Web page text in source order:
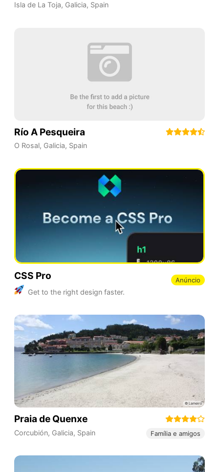
Isla de La Toja, Galicia, Spain
Río A Pesqueira
O Rosal, Galicia, Spain
CSS Pro
Get to the right design faster.
Anúncio
Praia de Quenxe
Corcubión, Galicia, Spain Família e amigos